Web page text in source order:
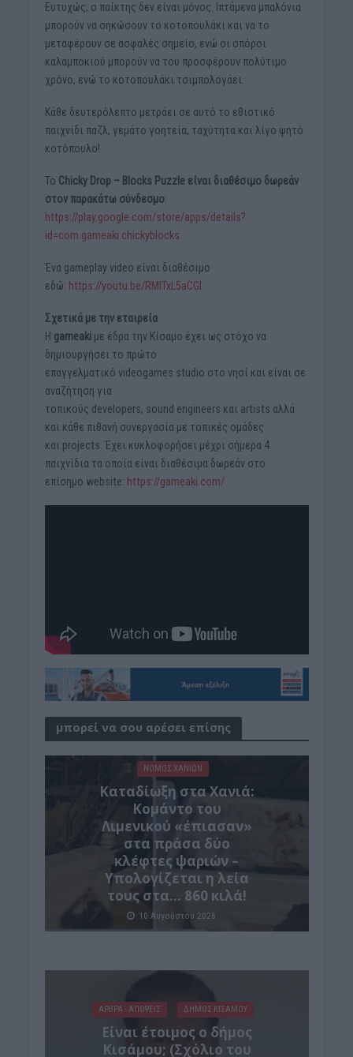
Ευτυχώς, ο παίκτης δεν είναι μόνος. Ιπτάμενα μπαλόνια
μπορούν να σηκώσουν το κοτοπουλάκι και να το
μεταφέρουν σε ασφαλές σημείο, ενώ οι σπόροι
καλαμποκιού μπορούν να του προσφέρουν πολύτιμο
χρόνο, ενώ το κοτοπουλάκι τσιμπολογάει.
Κάθε δευτερόλεπτο μετράει σε αυτό το εθιστικό
παιχνίδι παζλ, γεμάτο γοητεία, ταχύτητα και λίγο ψητό
κοτόπουλο!
Το Chicky Drop – Blocks Puzzleείναι διαθέσιμο δωρεάν
στον παρακάτω σύνδεσμο:
https://play.google.com/store/apps/details?
id=com.gameaki.chickyblocks
Ένα gameplay video είναι διαθέσιμο
εδώ: https://youtu.be/RMITxL5aCGI
Σχετικά με την εταιρεία
H gameakiμε έδρα την Κίσαμο έχει ως στόχο να
δημιουργήσει το πρώτο
επαγγελματικό videogames studio στο νησί και είναι σε
αναζήτηση για
τοπικούς developers, sound engineers και artists αλλά
και κάθε πιθανή συνεργασία με τοπικές ομάδες
και projects. Έχει κυκλοφορήσει μέχρι σήμερα 4
παιχνίδια τα οποία είναι διαθέσιμα δωρεάν στο
επίσημο website: https://gameaki.com/
μπορεί να σου αρέσει επίσης
ΝΟΜΌΣ ΧΑΝΊΩΝ
Καταδίωξη στα Χανιά:
Κομάντο του
Λιμενικού «έπιασαν»
στα πράσα δύο
κλέφτες ψαριών –
Υπολογίζεται η λεία
τους στα… 860 κιλά!
10 Αυγούστου 2026
ΑΡΘΡΑ - ΑΠΟΨΕΙΣ ΔΉΜΟΣ ΚΙΣΆΜΟΥ
Είναι έτοιμος ο δήμος
Κισάμου; (Σχόλιο του